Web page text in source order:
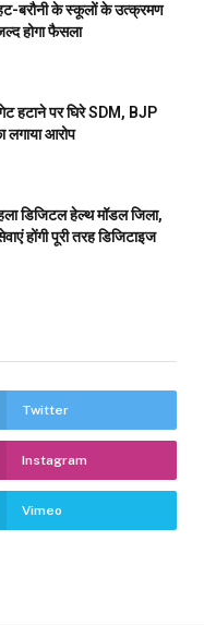
बरौनी के स्कूलों के उत्क्रमण
होगा फैसला
हटाने पर घिरे SDM, BJP
लगाया आरोप
डिजिटल हेल्थ मॉडल जिला,
होंगी पूरी तरह डिजिटाइज
Twitter
Instagram
Vimeo